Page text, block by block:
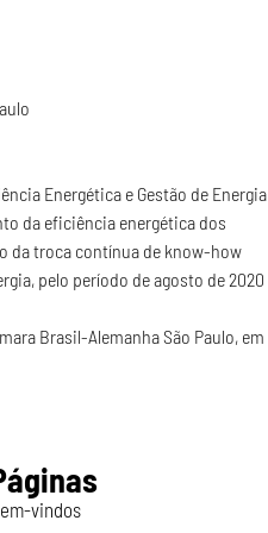
Energética e Gestão de Energia
da eficiência energética dos
da troca contínua de know-how
pelo período de agosto de 2020
Brasil-Alemanha São Paulo, em
vindos